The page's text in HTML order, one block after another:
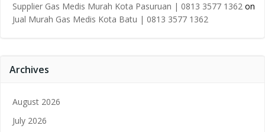
Supplier Gas Medis Murah Kota Pasuruan | 0813 3577 1362 on
Jual Murah Gas Medis Kota Batu | 0813 3577 1362
Archives
August 2026
July 2026